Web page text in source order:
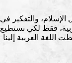
والتفكير في
فقط لكي نستطيع
العربية إلينا